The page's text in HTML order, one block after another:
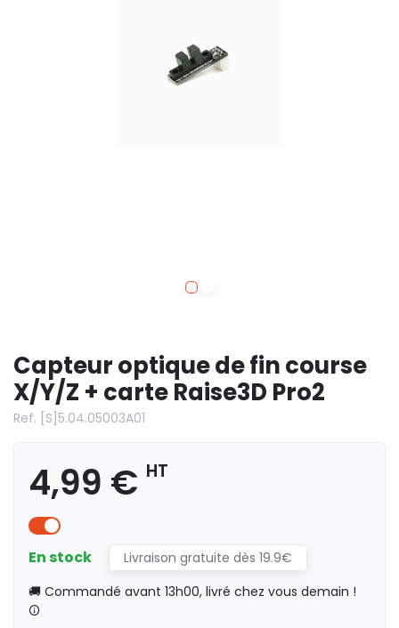
Capteur optique de fin course
X/Y/Z + carte Raise3D Pro2
Ref. [S]5.04.05003A01
4,99 € HT
En stock
Livraison gratuite dès 19.9€
🚚 Commandé avant 13h00, livré chez vous demain !